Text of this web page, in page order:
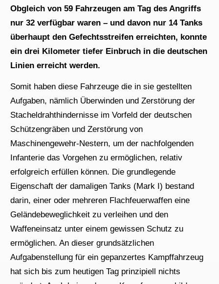
Obgleich von 59 Fahrzeugen am Tag des Angriffs
nur 32 verfügbar waren – und davon nur 14 Tanks
überhaupt den Gefechtsstreifen erreichten, konnte
ein drei Kilometer tiefer Einbruch in die deutschen
Linien erreicht werden.
Somit haben diese Fahrzeuge die in sie gestellten
Aufgaben, nämlich Überwinden und Zerstörung der
Stacheldrahthindernisse im Vorfeld der deutschen
Schützengräben und Zerstörung von
Maschinengewehr-Nestern, um der nachfolgenden
Infanterie das Vorgehen zu ermöglichen, relativ
erfolgreich erfüllen können. Die grundlegende
Eigenschaft der damaligen Tanks (Mark I) bestand
darin, einer oder mehreren Flachfeuerwaffen eine
Geländebeweglichkeit zu verleihen und den
Waffeneinsatz unter einem gewissen Schutz zu
ermöglichen. An dieser grundsätzlichen
Aufgabenstellung für ein gepanzertes Kampffahrzeug
hat sich bis zum heutigen Tag prinzipiell nichts